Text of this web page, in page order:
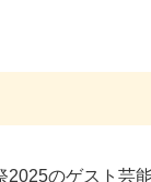
2025のゲスト芸